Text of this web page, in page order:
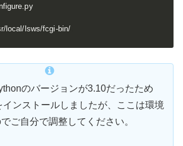
local/lsws/fcgi-bin/
のバージョンが3.10だったため
ンストールしましたが、ここは環境
ご自分で調整してください。